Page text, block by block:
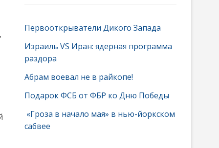
Первооткрыватели Дикого Запада
Израиль VS Иран: ядерная программа
раздора
Абрам воевал не в райкопе!
Подарок ФСБ от ФБР ко Дню Победы
«Гроза в начало мая» в нью-йоркском
сабвее